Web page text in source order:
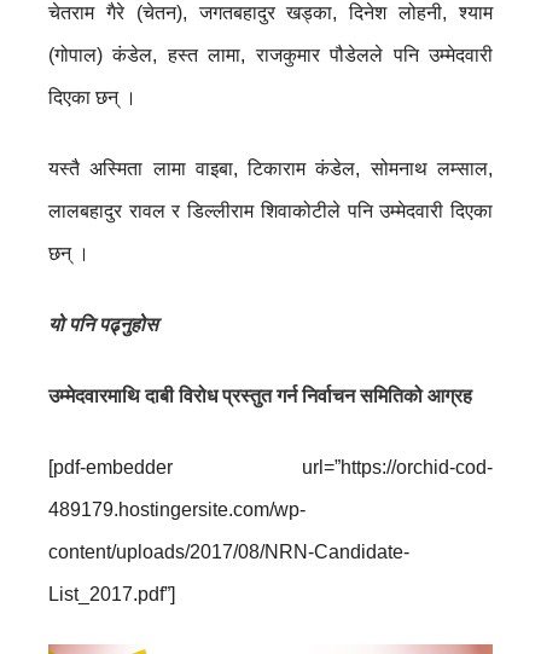
चेतराम गैरे (चेतन), जगतबहादुर खड्का, दिनेश लोहनी, श्याम
(गोपाल) कंडेल, हस्त लामा, राजकुमार पौडेलले पनि उम्मेदवारी
दिएका छन् ।
यस्तै अस्मिता लामा वाइबा, टिकाराम कंडेल, सोमनाथ लम्साल,
लालबहादुर रावल र डिल्लीराम शिवाकोटीले पनि उम्मेदवारी दिएका
छन् ।
यो पनि पढ्नुहोस
उम्मेदवारमाथि दाबी विरोध प्रस्तुत गर्न निर्वाचन समितिको आग्रह
[pdf-embedder url=”https://orchid-cod-
489179.hostingersite.com/wp-
content/uploads/2017/08/NRN-Candidate-
List_2017.pdf”]